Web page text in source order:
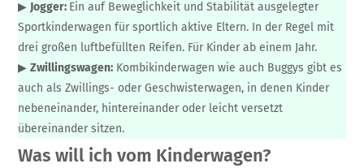
▶Jogger: Ein auf Beweglichkeit und Stabilität ausgelegter
Sportkinderwagen für sportlich aktive Eltern. In der Regel mit
drei großen luftbefüllten Reifen. Für Kinder ab einem Jahr.
▶Zwillingswagen: Kombikinderwagen wie auch Buggys gibt es
auch als Zwillings- oder Geschwisterwagen, in denen Kinder
nebeneinander, hintereinander oder leicht versetzt
übereinander sitzen.
Was will ich vom Kinderwagen?